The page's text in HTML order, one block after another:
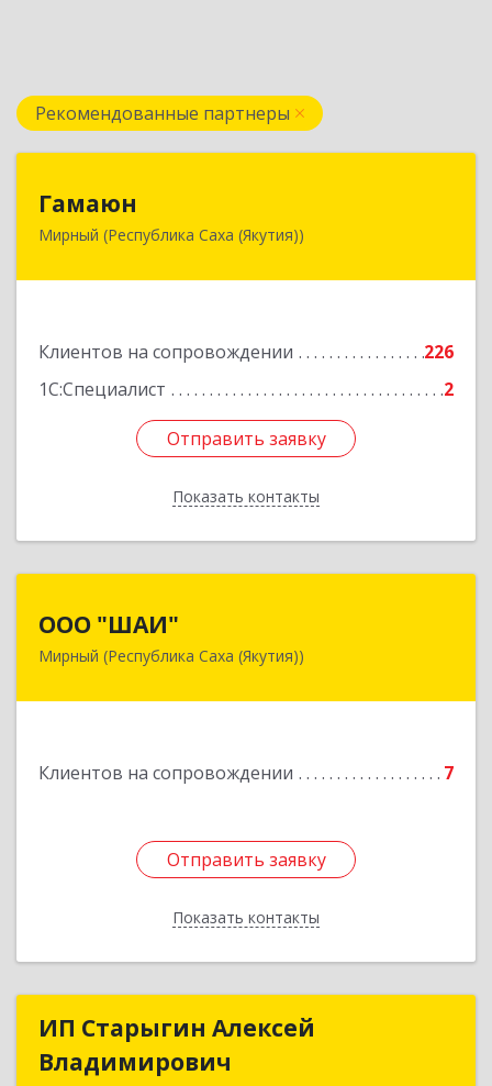
Рекомендованные партнеры
Гамаюн
Мирный (Республика Саха (Якутия))
Клиентов на сопровождении
226
1С:Специалист
2
Отправить заявку
Показать контакты
678170, Саха /Якутия/ Респ, Мирнинский у,
Подробнее
Отправить заявку
Назад
ООО "ШАИ"
Мирный (Республика Саха (Якутия))
Клиентов на сопровождении 7
Отправить заявку
Показать контакты
678175, Республика Саха (Якутия), у.
Подробнее
Отправить заявку
Назад
ИП Старыгин Алексей
Владимирович
ИП Старыгин Алексей